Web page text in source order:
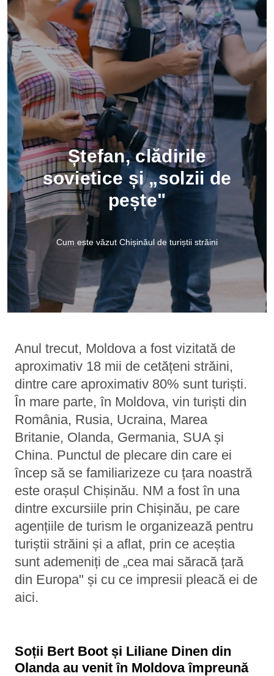
Ștefan, clădirile
sovietice și „solzii de
pește"
Cum este văzut Chișinăul de turiștii străini
Anul trecut, Moldova a fost vizitată de
aproximativ 18 mii de cetățeni străini,
dintre care aproximativ 80% sunt turiști.
În mare parte, în Moldova, vin turiști din
România, Rusia, Ucraina, Marea
Britanie, Olanda, Germania, SUA și
China. Punctul de plecare din care ei
încep să se familiarizeze cu țara noastră
este orașul Chișinău. NM a fost în una
dintre excursiile prin Chișinău, pe care
agențiile de turism le organizează pentru
turiștii străini și a aflat, prin ce aceștia
sunt ademeniți de „cea mai săracă țară
din Europa" și cu ce impresii pleacă ei de
aici.
Soții Bert Boot și Liliane Dinen din
Olanda au venit în Moldova împreună